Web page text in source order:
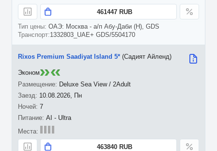
461447 RUB
ОАЭ: Москва - а/п Абу-Даби (H), GDS
1332803_UAE+ GDS/5504170
10.08.2026, Пн
7
Rixos Premium Saadiyat Island 5* (Садият Айленд)
Deluxe Sea View / 2Adult
AI - Ultra
463840 RUB
Эконом